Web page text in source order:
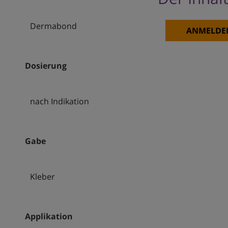
Dermabond
Dosierung
nach Indikation
Gabe
Kleber
Applikation